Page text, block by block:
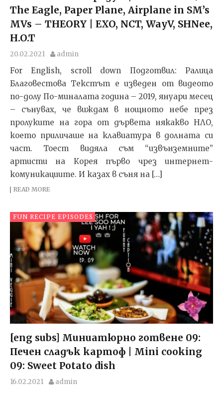
The Eagle, Paper Plane, Airplane in SM’s
MVs – THEORY | EXO, NCT, WayV, SHNee,
H.O.T
20.02.2021 admin
For English, scroll down Подготвил: Ралица
Благовестова Текстът e изведен от видеото
по-долу По-миналата година – 2019, януари месец
– сънувах, че виждам в нощното небе през
пролуките на гора от дървета някакво НЛО,
което приличаше на клавиатура в долната си
част. Тоест видяла съм “извънземните”
артисти на Корея първо чрез интернет-
комуникациите. И казах в съня на […]
READ MORE
FUN RECIPE EPISODES
[eng subs] Миниатюрно готвене 09:
Печен сладък картоф | Mini cooking
09: Sweet Potato dish
16.02.2021 admin